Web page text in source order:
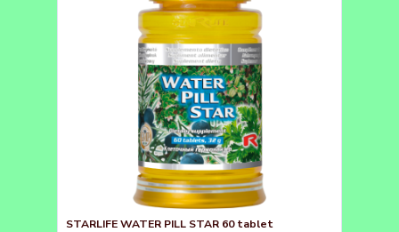
STARLIFE WATER PILL STAR 60 tablet